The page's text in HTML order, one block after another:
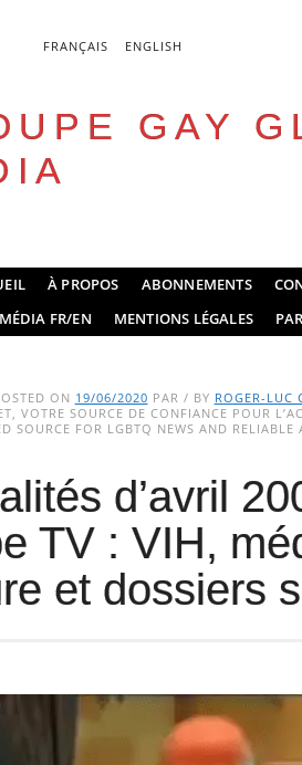
FRANÇAIS ENGLISH
GAY
menu
À PROPOS ABONNEMENTS
FR/EN
MENTIONS LÉGALES
ON 19/06/2020 PAR / BY ROGER-LUC
VOTRE SOURCE DE CONFIANCE POUR
SOURCE FOR LGBTQ NEWS AND RELIABLE
d’avril
TV : VIH,
et dossiers